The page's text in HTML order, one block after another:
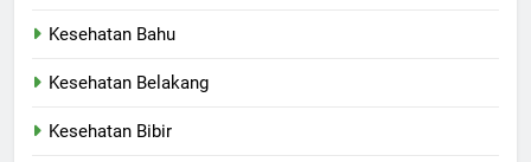
Kesehatan Bahu
Kesehatan Belakang
Kesehatan Bibir